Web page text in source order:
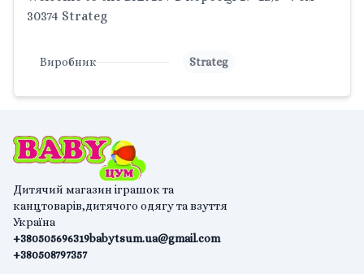
30374 Strateg
Виробник Strateg
Дитячий магазин іграшок та
канцтоварів,дитячого одягу та взуття
Україна
+380505696319
+380508797357
babytsum.ua@gmail.com